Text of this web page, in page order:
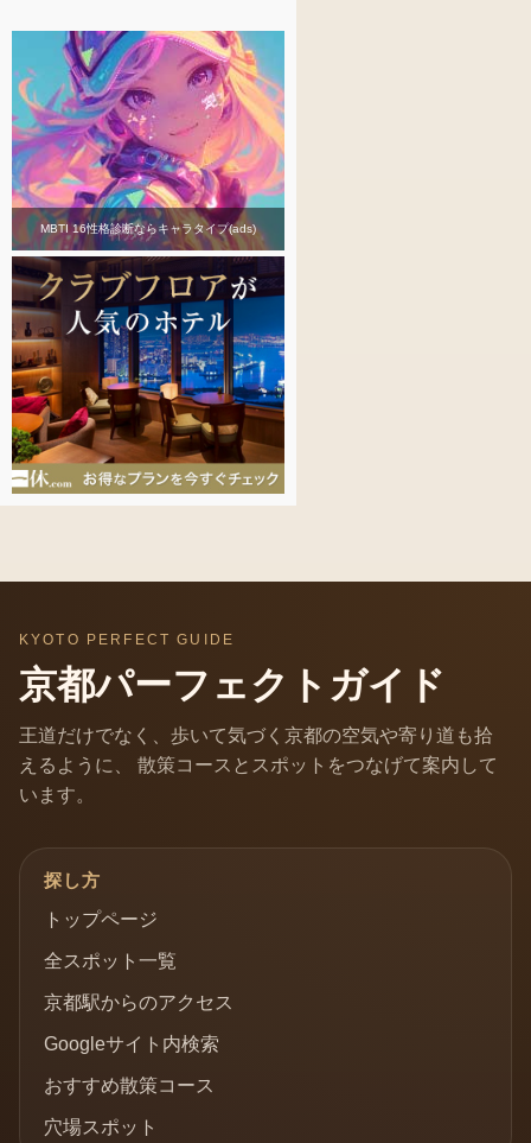
MBTI 16性格診断ならキャラタイプ(ads)
KYOTO PERFECT GUIDE
京都パーフェクトガイド
王道だけでなく、歩いて気づく京都の空気や寄り道も拾
えるように、 散策コースとスポットをつなげて案内して
います。
探し方
トップページ
全スポット一覧
京都駅からのアクセス
Googleサイト内検索
おすすめ散策コース
穴場スポット